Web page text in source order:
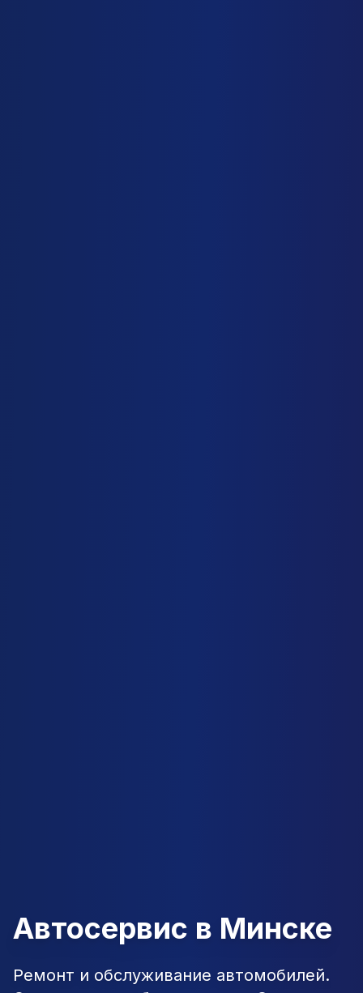
Автосервис в Минске
Ремонт и обслуживание автомобилей.